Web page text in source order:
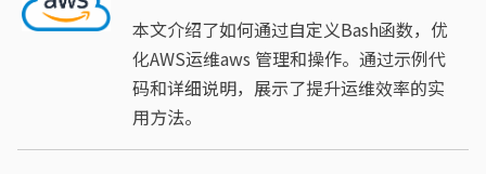
分类
本文介绍了如何通过自定义Bash函数，优
化AWS运维aws 管理和操作。通过示例代
码和详细说明，展示了提升运维效率的实
用方法。